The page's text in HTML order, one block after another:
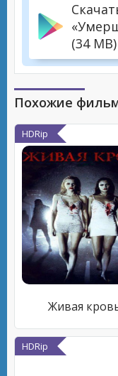
(34 MB)
Похожие
HDRip
Живая
HDRip